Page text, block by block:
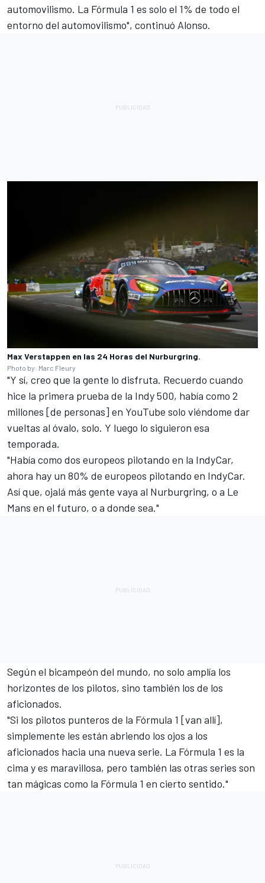
automovilismo. La Fórmula 1 es solo el 1% de todo el
entorno del automovilismo", continuó Alonso.
Max Verstappen en las 24 Horas del Nurburgring.
Photo by: Marc Fleury
"Y sí, creo que la gente lo disfruta. Recuerdo cuando
hice la primera prueba de la Indy 500, había como 2
millones [de personas] en YouTube solo viéndome dar
vueltas al óvalo, solo. Y luego lo siguieron esa
temporada.
"Había como dos europeos pilotando en la IndyCar,
ahora hay un 80% de europeos pilotando en IndyCar.
Así que, ojalá más gente vaya al Nurburgring, o a Le
Mans en el futuro, o a donde sea."
Según el bicampeón del mundo, no solo amplía los
horizontes de los pilotos, sino también los de los
aficionados.
"Si los pilotos punteros de la Fórmula 1 [van allí],
simplemente les están abriendo los ojos a los
aficionados hacia una nueva serie. La Fórmula 1 es la
cima y es maravillosa, pero también las otras series son
tan mágicas como la Fórmula 1 en cierto sentido."